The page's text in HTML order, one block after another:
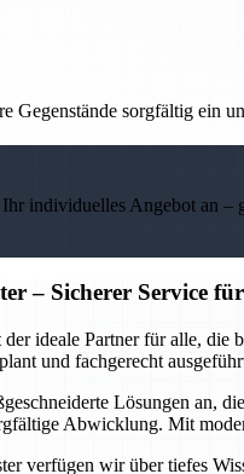
Gegenstände sorgfältig ein
individuelles Angebot an –
– Sicherer Service
ideale Partner für alle,
und fachgerecht
Lösungen an,
Abwicklung. Mit
verfügen wir über tiefes